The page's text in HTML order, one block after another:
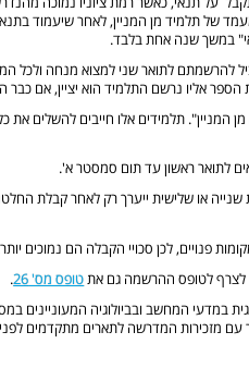
של תלמיד מן המניין, לאחר שיעמוד
במשך שנה אחת בלבד.
להרשמתם לתואר שני למצוא מנחה ולכל
אליו נרשם התלמיד הוא יציין, אם כבר
תלמידים אלו חייבים להשלים את
לתואר ראשון עד תום סמסטר א'.
או שלישית ייערך רק לאחר קבלת
פנויים, לכן סכויי הקבלה הם נמוכים
לצרף לטופס ההרשמה גם אתטופס מס' 26
.
במדעי המחשב ובביולוגיה המעוניינים
מזכירות המדרשה לתארים מתקדמים